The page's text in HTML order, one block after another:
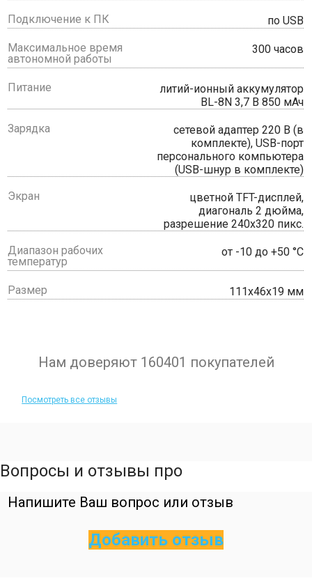
Подключение к ПК
по USB
Максимальное время
автономной работы
300 часов
Питание
литий-ионный аккумулятор
BL-8N 3,7 В 850 мАч
Зарядка
сетевой адаптер 220 В (в
комплекте), USB-порт
персонального компьютера
(USB-шнур в комплекте)
Экран
цветной TFT-дисплей,
диагональ 2 дюйма,
разрешение 240х320 пикс.
Диапазон рабочих
температур
от -10 до +50 °С
Размер 111х46х19 мм
Нам доверяют 160401 покупателей
Посмотреть все отзывы
Вопросы и отзывы про
Напишите Ваш вопрос или отзыв
Добавить отзыв